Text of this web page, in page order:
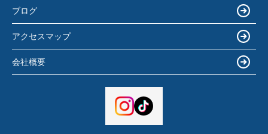
ブログ
アクセスマップ
会社概要